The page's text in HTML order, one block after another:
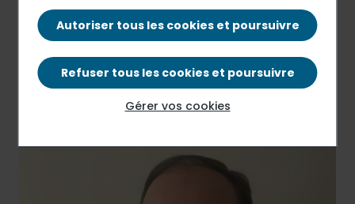
Communiqué de presse
PDF - 67.17 Ko
Autoriser tous les cookies et poursuivre
Refuser tous les cookies et poursuivre
Gérer vos cookies